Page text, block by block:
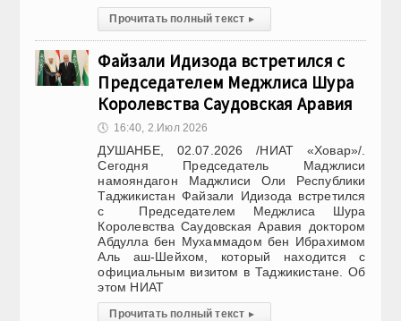
Прочитать полный текст ▸
Файзали Идизода встретился с
Председателем Меджлиса Шура
Королевства Саудовская Аравия
🕔 16:40, 2.Июл 2026
ДУШАНБЕ, 02.07.2026 /НИАТ «Ховар»/.
Сегодня Председатель Маджлиси
намояндагон Маджлиси Оли Республики
Таджикистан Файзали Идизода встретился
с Председателем Меджлиса Шура
Королевства Саудовская Аравия доктором
Абдулла бен Мухаммадом бен Ибрахимом
Аль аш-Шейхом, который находится с
официальным визитом в Таджикистане. Об
этом НИАТ
Прочитать полный текст ▸